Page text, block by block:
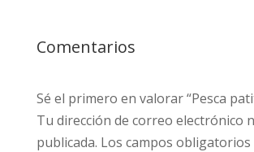
Comentarios
Sé el primero en valorar “Pesca
Tu dirección de correo electrónico
publicada. Los campos obligatorios